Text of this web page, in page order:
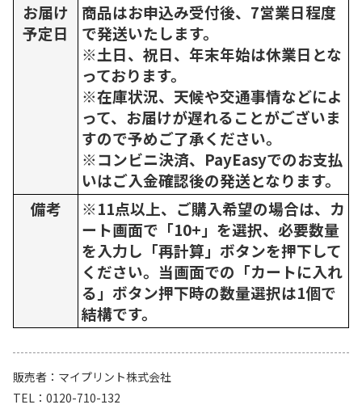
お届け
予定日
商品はお申込み受付後、7営業日程度
で発送いたします。
※土日、祝日、年末年始は休業日とな
っております。
※在庫状況、天候や交通事情などによ
って、お届けが遅れることがございま
すので予めご了承ください。
※コンビニ決済、PayEasyでのお支払
いはご入金確認後の発送となります。
備考
※11点以上、ご購入希望の場合は、カ
ート画面で「10+」を選択、必要数量
を入力し「再計算」ボタンを押下して
ください。当画面での「カートに入れ
る」ボタン押下時の数量選択は1個で
結構です。
販売者
マイプリント株式会社
TEL
0120-710-132